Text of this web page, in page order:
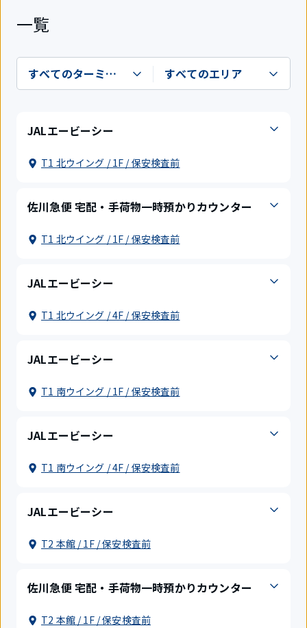
一覧
JALエービーシー
T1 北ウイング / 1F / 保安検査前
佐川急便 宅配・手荷物一時預かりカウンター
T1 北ウイング / 1F / 保安検査前
JALエービーシー
T1 北ウイング / 4F / 保安検査前
JALエービーシー
T1 南ウイング / 1F / 保安検査前
JALエービーシー
T1 南ウイング / 4F / 保安検査前
JALエービーシー
T2 本館 / 1F / 保安検査前
佐川急便 宅配・手荷物一時預かりカウンター
T2 本館 / 1F / 保安検査前